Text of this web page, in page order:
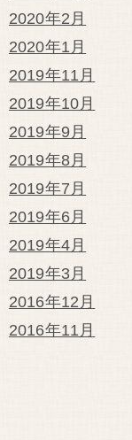
2020年2月
2020年1月
2019年11月
2019年10月
2019年9月
2019年8月
2019年7月
2019年6月
2019年4月
2019年3月
2016年12月
2016年11月